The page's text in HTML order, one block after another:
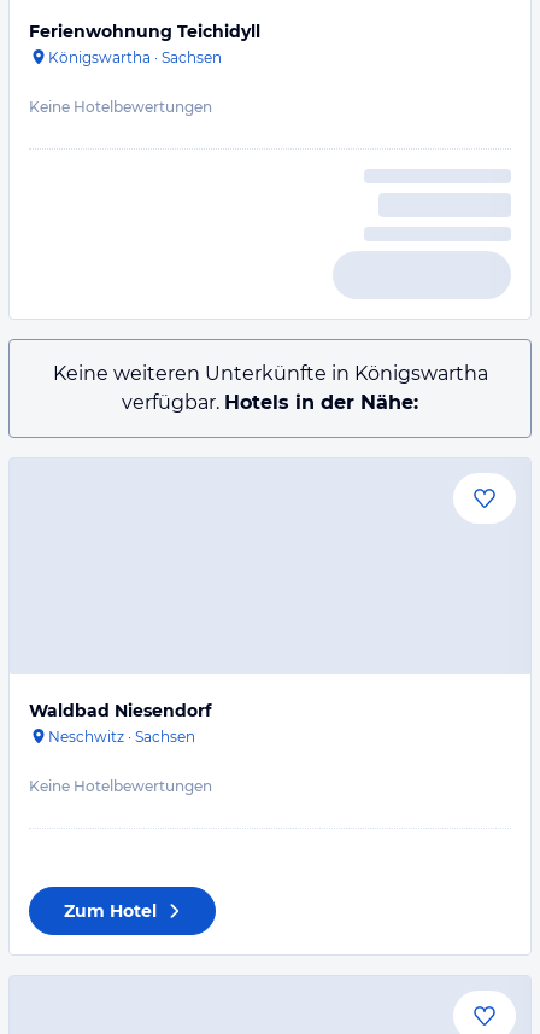
Ferienwohnung Teichidyll
Königswartha · Sachsen
Keine Hotelbewertungen
Keine weiteren Unterkünfte in Königswartha
verfügbar. Hotels in der Nähe:
Waldbad Niesendorf
Neschwitz · Sachsen
Keine Hotelbewertungen
Zum Hotel